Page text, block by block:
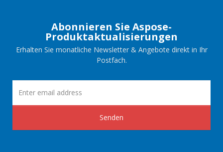
Abonnieren Sie Aspose-
Produktaktualisierungen
Erhalten Sie monatliche Newsletter & Angebote direkt in Ihr
Postfach.
Senden